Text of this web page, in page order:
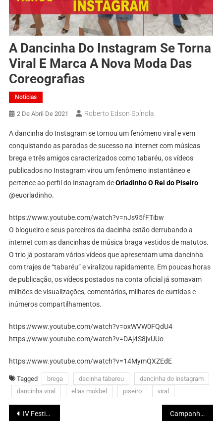
A Dancinha Do Instagram Se Torna
Viral E Marca A Nova Moda Das
Coreografias
Notícias
2 De Abril De 2021 Roberto Edson Spínola
A dancinha do Instagram se tornou um fenômeno viral e vem
conquistando as paradas de sucesso na internet com músicas
brega e três amigos caracterizados como tabaréu, os vídeos
publicados no Instagram virou um fenômeno instantâneo e
pertence ao perfil do Instagram deOrladinho O Rei do Piseiro
@euorladinho.
https://www.youtube.com/watch?v=nJs95fFTibw
O blogueiro e seus parceiros da dacinha estão derrubando a
internet com as dancinhas de música braga vestidos de matutos.
O trio já postaram vários vídeos que apresentam uma dancinha
com trajes de “tabaréu” e viralizou rapidamente. Em poucas horas
de publicação, os vídeos postados na conta oficial já somavam
milhões de visualizações, comentários, milhares de curtidas e
inúmeros compartilhamentos.
https://www.youtube.com/watch?v=oxWVW0FQdU4
https://www.youtube.com/watch?v=DAj4S8jvUUo
https://www.youtube.com/watch?v=14MymQXZEdE
Tagged brega dacinha tabareu
dancinha do instagram
dancinha viral
elias mokbel piseiro viral
Navegação
IV Festival de Inverno Maracás Campanha pede ajuda para cirurgia de Marcinho Riquelme que desenvolveu uma má formação nas pernas